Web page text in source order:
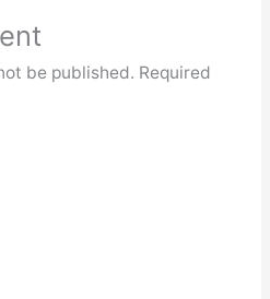
be published. Required